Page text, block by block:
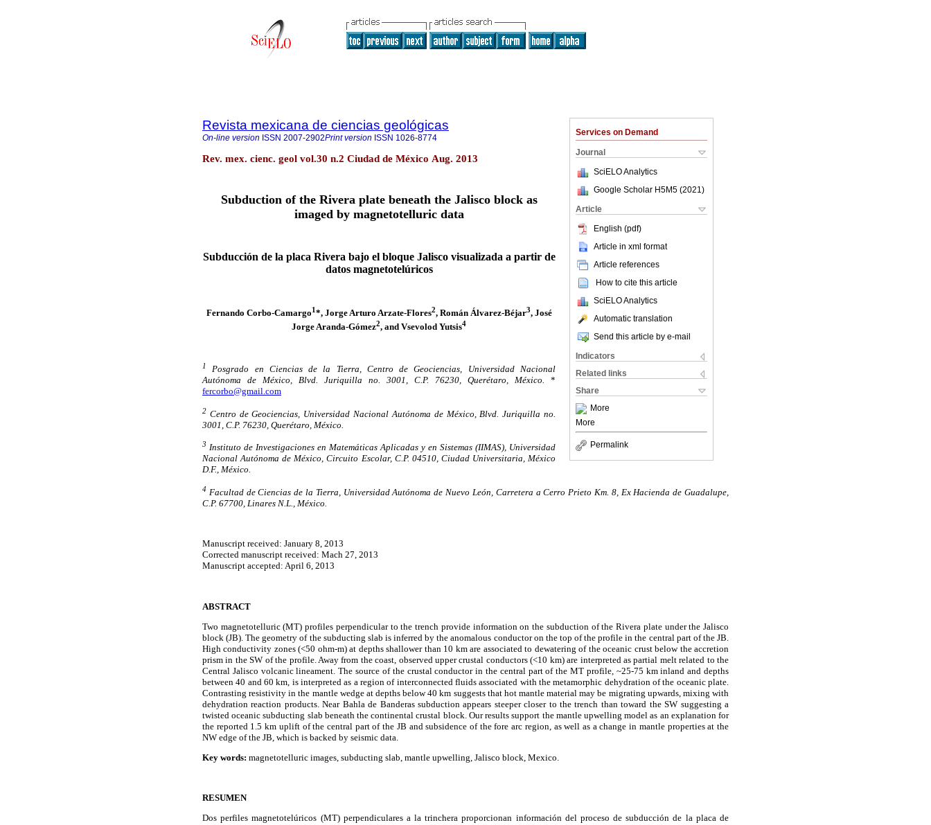
Services on Demand
Journal
SciELO Analytics
Google Scholar H5M5 (2021 )
Article
English (pdf)
Article in xml format
Article references
How to cite this article
SciELO Analytics
Automatic translation
Send this article by e-mail
Indicators
Related links
Share
More
More
Permalink
Revista mexicana de ciencias geológicas
On-line version ISSN 2007-2902Print version ISSN 1026-8774
Rev. mex. cienc. geol vol.30 n.2 Ciudad de México Aug. 2013
Subduction of the Rivera plate beneath the Jalisco block as
imaged by magnetotelluric data
Subducción de la placa Rivera bajo el bloque Jalisco visualizada a partir de
datos magnetotelúricos
Fernando Corbo-Camargo1*, Jorge Arturo Arzate-Flores2, Román Álvarez-Béjar3, José
Jorge Aranda-Gómez2, and Vsevolod Yutsis4
1
Posgrado en Ciencias de la Tierra, Centro de Geociencias, Universidad Nacional
Autónoma de México, Blvd. Juriquilla no. 3001, C.P. 76230, Querétaro, México. *
fercorbo@gmail.com
2 Centro de Geociencias, Universidad Nacional Autónoma de México, Blvd. Juriquilla no.
3001, C.P. 76230, Querétaro, México.
3 Instituto de Investigaciones en Matemáticas Aplicadas y en Sistemas (IIMAS), Universidad
Nacional Autónoma de México, Circuito Escolar, C.P. 04510, Ciudad Universitaria, México
D.F., México.
4 Facultad de Ciencias de la Tierra, Universidad Autónoma de Nuevo León, Carretera a Cerro Prieto Km. 8, Ex Hacienda de Guadalupe,
C.P. 67700, Linares N.L., México.
Manuscript received: January 8, 2013
Corrected manuscript received: Mach 27, 2013
Manuscript accepted: April 6, 2013
ABSTRACT
Two magnetotelluric (MT) profiles perpendicular to the trench provide information on the subduction of the Rivera plate under the Jalisco
block (JB). The geometry of the subducting slab is inferred by the anomalous conductor on the top of the profile in the central part of the JB.
High conductivity zones (<50 ohm-m) at depths shallower than 10 km are associated to dewatering of the oceanic crust below the accretion
prism in the SW of the profile. Away from the coast, observed upper crustal conductors (<10 km) are interpreted as partial melt related to the
Central Jalisco volcanic lineament. The source of the crustal conductor in the central part of the MT profile, ~25-75 km inland and depths
between 40 and 60 km, is interpreted as a region of interconnected fluids associated with the metamorphic dehydration of the oceanic plate.
Contrasting resistivity in the mantle wedge at depths below 40 km suggests that hot mantle material may be migrating upwards, mixing with
dehydration reaction products. Near Bahla de Banderas subduction appears steeper closer to the trench than toward the SW suggesting a
twisted oceanic subducting slab beneath the continental crustal block. Our results support the mantle upwelling model as an explanation for
the reported 1.5 km uplift of the central part of the JB and subsidence of the fore arc region, as well as a change in mantle properties at the
NW edge of the JB, which is backed by seismic data.
Key words: magnetotelluric images, subducting slab, mantle upwelling, Jalisco block, Mexico.
RESUMEN
Dos perfiles magnetotelúricos (MT) perpendiculares a la trinchera proporcionan información del proceso de subducción de la placa de